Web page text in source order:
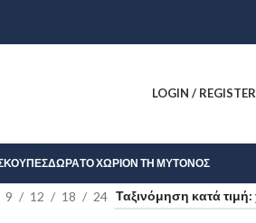
LOGIN / REGISTER
ΚΟΎΠΕΣΔΏΡΑΤΟ ΧΩΡΊΟΝ ΤΗ ΜΎΤΟΝΟΣ
9 12 18 24